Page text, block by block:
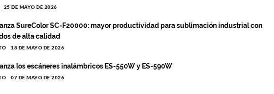
25 DE MAYO DE 2026
SureColor SC-F20000: mayor productividad para sublimación industrial con
de alta calidad
18 DE MAYO DE 2026
los escáneres inalámbricos ES-550W y ES-590W
07 DE MAYO DE 2026